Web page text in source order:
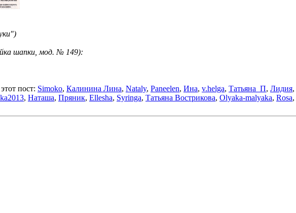
шапки, мод. № 149):
пост: Simoko, Калинина Лина, Nataly, Paneelen, Ина, v.helga, Татьяна_П, Лидия,
, Наташа, Пряник, Ellesha, Syringa, Татьяна Вострикова, Olyaka-malyaka, Rosa,